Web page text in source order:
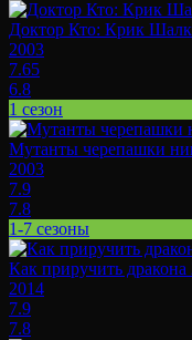
Доктор Кто: Крик
2003
7.65
6.8
1 сезон
Мутанты черепашки
2003
7.9
7.8
1-7 сезоны
Как приручить дракона
2014
7.9
7.8